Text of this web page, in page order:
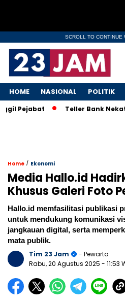
SCROLL TO CONTINUE
HOME NASIONAL POLITIK
Teller Bank Nekat Tilep
Home / Ekonomi
Media Hallo.id
Khusus Galeri Foto
Hallo.id memfasilitasi publikasi
untuk mendukung komunikasi
jangkauan digital, serta
mata publik.
Tim 23 Jam
- Pewarta
Rabu, 20 Agustus 2025 - 11:53